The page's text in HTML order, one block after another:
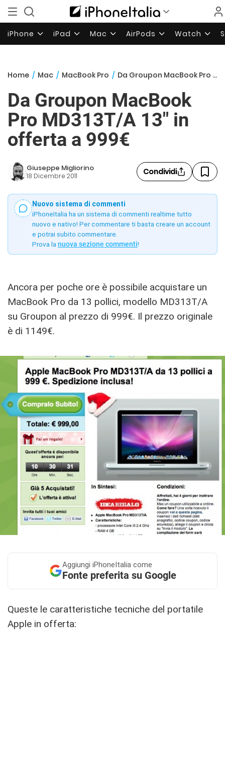
iPhone iPad Mac AirPods Watch
Home / Mac / MacBook Pro / Da Groupon MacBook Pro MD313T/A 13″ in offerta a 999€
Da Groupon MacBook
Pro MD313T/A 13″ in
offerta a 999€
Giuseppe Migliorino
18 Dicembre 2011 Condividi
Nuovo sistema di commenti
iPhoneItalia ha un sistema di commenti realtime tutto
nuovo e nativo! Per commentare ti basta creare un account
e potrai subito commentare.
Prova la nuova sezione commenti!
Ancora per poche ore è possibile acquistare un
MacBook Pro da 13 pollici, modello MD313T/A
su Groupon al prezzo di 999€. Il prezzo originale
è di 1149€.
Aggiungi iPhoneItalia come
Fonte preferita su Google
Queste le caratteristiche tecniche del portatile
Apple in offerta: